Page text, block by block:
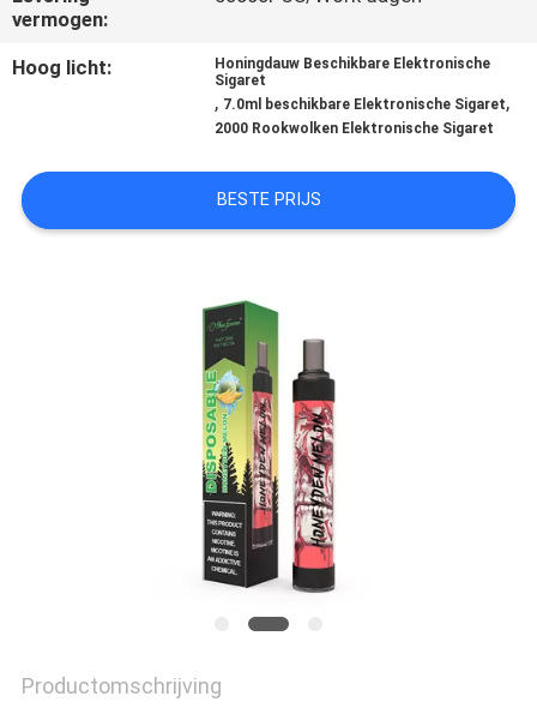
SITEMAP
POLICY
vermogen:
Hoog licht:
Honingdauw Beschikbare Elektronische
Sigaret
, 7.0ml beschikbare Elektronische Sigaret,
2000 Rookwolken Elektronische Sigaret
BESTE PRIJS
Productomschrijving